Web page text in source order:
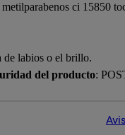
ci 15850
de labios o el brillo.
del producto: